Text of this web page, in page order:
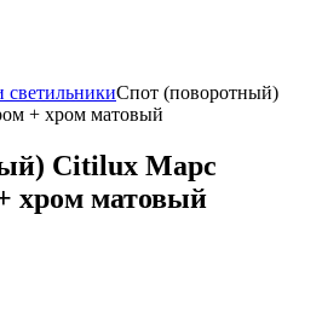
Спот (поворотный)
+ хром матовый
Citilux Марс
хром матовый